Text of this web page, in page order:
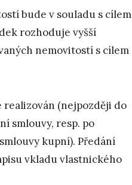
bude v souladu s cílem
rozhoduje vyšší
nemovitostí s cílem
realizován (nejpozději do
smlouvy, resp. po
kupní). Předání
vkladu vlastnického